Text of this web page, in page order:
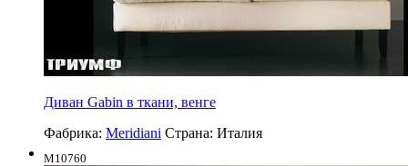
Диван Gabin в ткани, венге
Фабрика: Meridiani Страна: Италия
M10760